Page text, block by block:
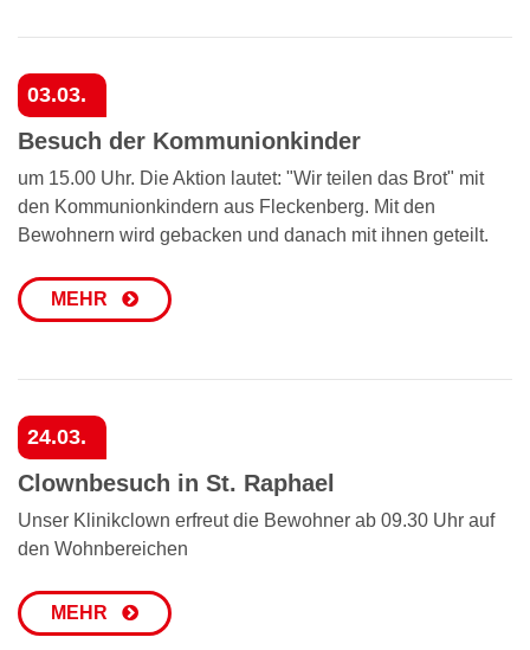
03.03.
Besuch der Kommunionkinder
um 15.00 Uhr. Die Aktion lautet: "Wir teilen das Brot" mit
den Kommunionkindern aus Fleckenberg. Mit den
Bewohnern wird gebacken und danach mit ihnen geteilt.
MEHR
24.03.
Clownbesuch in St. Raphael
Unser Klinikclown erfreut die Bewohner ab 09.30 Uhr auf
den Wohnbereichen
MEHR